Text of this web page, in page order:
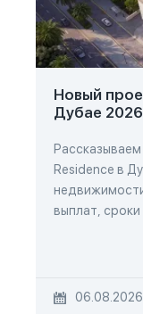
Новый
Дубае 2026
Residence в
выплат,
06.08.2026